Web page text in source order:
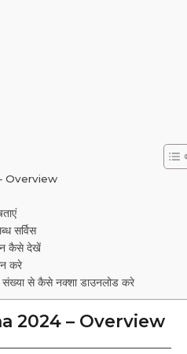
Overview
सर्विस
कैसे देखें
करे
से कैसे नक्शा डाउनलोड करे
2024 – Overview